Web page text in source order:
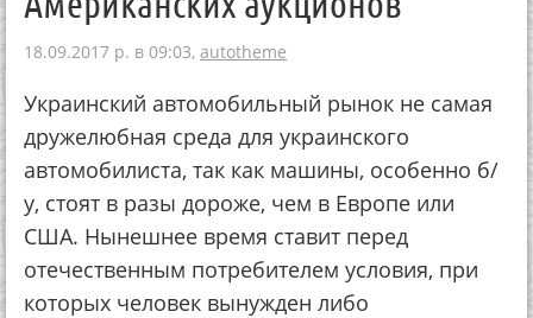
18.09.2017 р. в 09:03, autotheme
Украинский автомобильный рынок не самая
дружелюбная среда для украинского
автомобилиста, так как машины, особенно б/
у, стоят в разы дороже, чем в Европе или
США. Нынешнее время ставит перед
отечественным потребителем условия, при
которых человек вынужден либо